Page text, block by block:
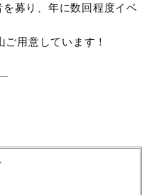
募り、年に数回程度イベ
用意しています！
―